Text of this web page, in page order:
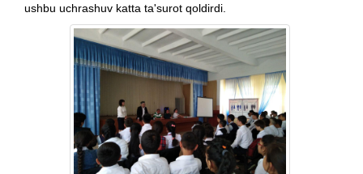
ushbu uchrashuv katta ta'surot qoldirdi.